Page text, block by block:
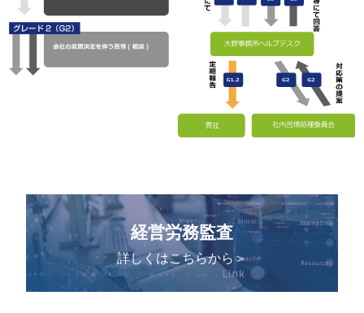
経営労務監査
詳しくはこちらから＞